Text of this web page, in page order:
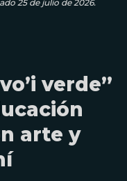
25 de julio de 2026.
verde”
arte y